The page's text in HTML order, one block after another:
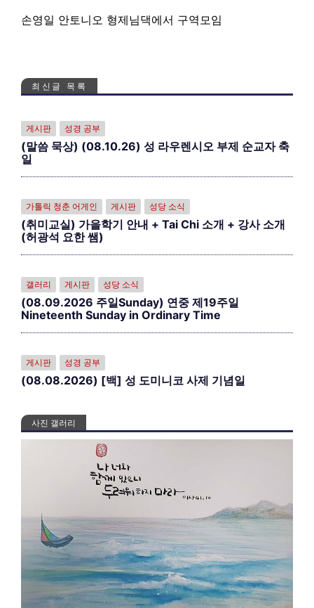
손영일 안토니오 형제님댁에서 구역모임
최신글 목록
게시판 성경 공부
(말씀 묵상) (08.10.26) 성 라우렌시오 부제 순교자 축
일
가톨릭 청춘 어게인 게시판 성당 소식
(취미교실) 가을학기 안내 + Tai Chi 소개 + 강사 소개
(허광석 요한 쌤)
갤러리 게시판 성당 소식
(08.09.2026 주일Sunday) 연중 제19주일
Nineteenth Sunday in Ordinary Time
게시판 성경 공부
(08.08.2026) [백] 성 도미니코 사제 기념일
사진 갤러리